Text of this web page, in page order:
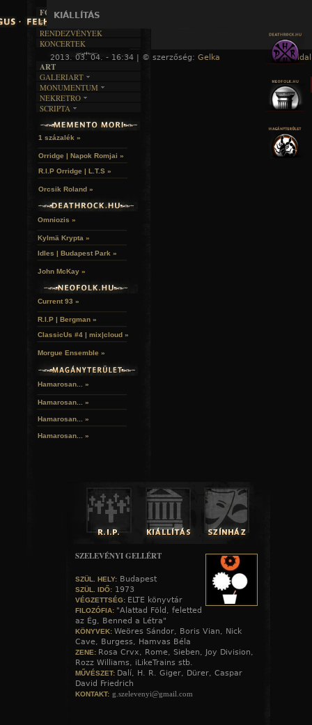
KIÁLLÍTÁS
Andriska István írásai
Huczek Zoltán festményei
Kovács Roland munkái
Sáli Levente festményei
Vajna Nikolett portréja
ZENE
Bérces Ádám,Boris Vian felvételei
20.00 - Bérces Ádám koncertje
20.40 - vacsora, zene
Időpont: 2009. VI. 23.
Cím/megközelíthetőség: 1092 Ráday u. 3., a Kálvin
gyalog
Hozzájárulás: Ingyenes!
50 esztendővel ezelőtt hunyt el Boris Vian francia író,
Memento Mori egyesület előtte tisztelegve tartott
Eszter fordító olvasta fel Takács M. József
megtekinthetőek voltak Huczek Zoltán festményei és
munkái, recenziók voltak olvashatóak az alkotó műveiről.
egyszemélyes produkciója, a Mork Skog erre az estre
későbbiekben kiadni.
Az alábbiakban az este pillanatai, valamint a kiállított
tekinthető meg.
2013. 03. 04. - 16:34 | © szerzőség: Gelka « Főoldal
FOTÓGALÉRIA
FESZTIVÁLOK
RENDEZVÉNYEK
KONCERTEK
ART
GALERIART
ARTGALERI
KÉPREGÉNYEK
LAKÁSKULTS
MONUMENTUM
TEMETŐK
TEMPLOMOK
VÁRAK
HELYEK
NEKRETRO
SZUBKULT
FEKETE LYUK
RELIKVIÁK
SCRIPTA
NOVELLÁK
VERSEK
1 százalék »
Orridge | Napok Romjai »
R.I.P Orridge | L.T.S »
Orcsik Roland »
Omniozis »
Kylmä Krypta »
Idles | Budapest Park »
John McKay »
Current 93 »
R.I.P | Bergman »
ClassicUs #4 | mix|cloud »
Morgue Ensemble »
Hamarosan... »
Hamarosan... »
Hamarosan... »
Hamarosan... »
SZELEVÉNYI GELLÉRT
SZÜL. HELY: Budapest
SZÜL. IDŐ: 1973
VÉGZETTSÉG: ELTE könyvtár
FILOZÓFIA: "Alattad Föld, feletted
az Ég, Benned a Létra"
KÖNYVEK: Weöres Sándor, Boris Vian, Nick
Cave, Burgess, Hamvas Béla
ZENE: Rosa Crvx, Rome, Sieben, Joy Division,
Rozz Williams, iLikeTrains stb.
MŰVÉSZET: Dalí, H. R. Giger, Dürer, Caspar
David Friedrich
KONTAKT: g.szelevenyi@gmail.com